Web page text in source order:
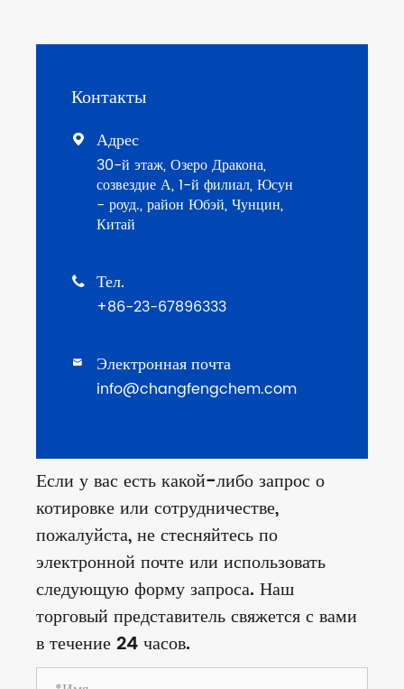
Контакты
 Адрес
30-й этаж, Озеро Дракона,
созвездие А, 1-й филиал, Юсун
- роуд., район Юбэй, Чунцин,
Китай
 Тел.
+86-23-67896333
 Электронная почта
info@changfengchem.com
Если у вас есть какой-либо запрос о
котировке или сотрудничестве,
пожалуйста, не стесняйтесь по
электронной почте или использовать
следующую форму запроса. Наш
торговый представитель свяжется с вами
в течение 24 часов.